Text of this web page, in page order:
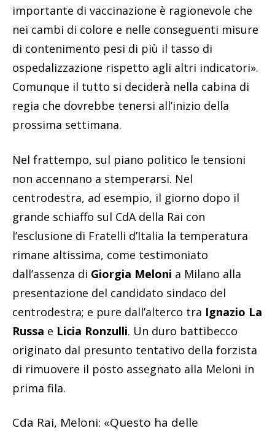
importante di vaccinazione è ragionevole che
nei cambi di colore e nelle conseguenti misure
di contenimento pesi di più il tasso di
ospedalizzazione rispetto agli altri indicatori».
Comunque il tutto si deciderà nella cabina di
regia che dovrebbe tenersi all’inizio della
prossima settimana.
Nel frattempo, sul piano politico le tensioni
non accennano a stemperarsi. Nel
centrodestra, ad esempio, il giorno dopo il
grande schiaffo sul CdA della Rai con
l’esclusione di Fratelli d’Italia la temperatura
rimane altissima, come testimoniato
dall’assenza di Giorgia Meloni a Milano alla
presentazione del candidato sindaco del
centrodestra; e pure dall’alterco tra Ignazio La
Russa e Licia Ronzulli. Un duro battibecco
originato dal presunto tentativo della forzista
di rimuovere il posto assegnato alla Meloni in
prima fila.
Cda Rai, Meloni: «Questo ha delle